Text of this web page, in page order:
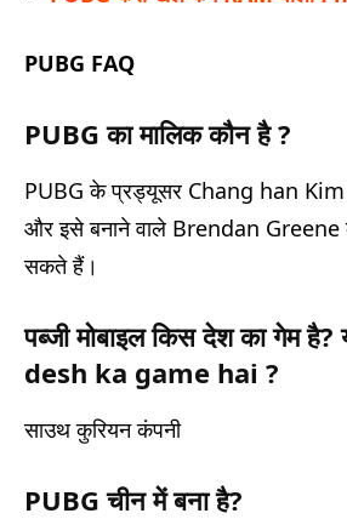
PUBG FAQ
PUBG का मालिक कौन है ?
PUBG के प्रड्यूसर Chang han
और इसे बनाने वाले Brendan Greene
सकते हैं।
पब्जी मोबाइल किस देश का गेम
desh ka game hai ?
साउथ कुरियन कंपनी
PUBG चीन में बना है?